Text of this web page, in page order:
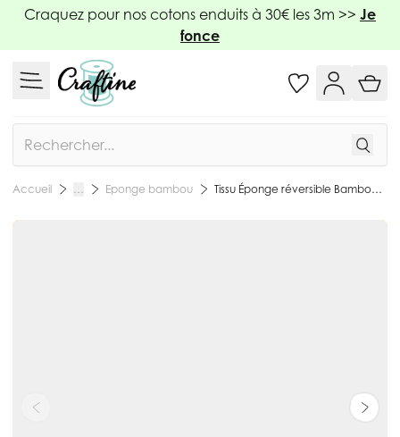
Allez au contenu
Craquez pour nos cotons enduits à 30€ les 3m >> Je
fonce
Accueil … Eponge bambou Tissu Éponge réversible Bambou envers polyester tout doux Jaune moutarde - Par 10 cm